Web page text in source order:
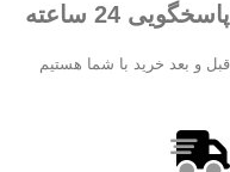
پاسخگویی 24 ساعته
قبل و بعد خرید با شما هستیم